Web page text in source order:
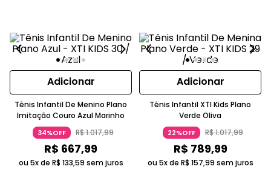
Adicionar
Tênis Infantil De Menino Plano
Imitação Couro Azul Marinho
34%OFF R$1.017,99
R$ 667,99
ou 5x de R$ 133,59 sem juros
Adicionar
Tênis Infantil XTI Kids Plano
Verde Oliva
22%OFF R$1.017,99
R$ 789,99
ou 5x de R$ 157,99 sem juros